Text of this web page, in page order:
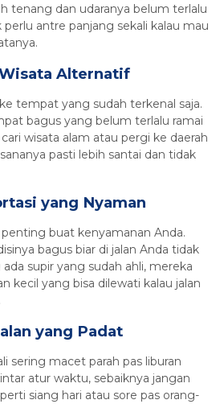
tenang dan udaranya belum terlalu
perlu antre panjang sekali kalau mau
Alternatif
tempat yang sudah terkenal saja.
bagus yang belum terlalu ramai
wisata alam atau pergi ke daerah
pasti lebih santai dan tidak
yang Nyaman
penting buat kenyamanan Anda.
bagus biar di jalan Anda tidak
ada supir yang sudah ahli, mereka
kecil yang bisa dilewati kalau jalan
yang Padat
sering macet parah pas liburan
atur waktu, sebaiknya jangan
siang hari atau sore pas orang-